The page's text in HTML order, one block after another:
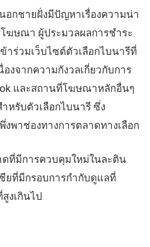
อกชายฝั่งมีปัญหาเรื่องความน่า
ฆษณา ผู้ประมวลผลการชำระ
าร่วมเว็บไซต์ตัวเลือกไบนารีที่
งจากความกังวลเกี่ยวกับการ
และสถานที่โฆษณาหลักอื่นๆ
รับตัวเลือกไบนารี ซึ่ง
พาช่องทางการตลาดทางเลือก
ที่มีการควบคุมใหม่ในละติน
ยที่มีกรอบการกำกับดูแลที่
งเกินไป